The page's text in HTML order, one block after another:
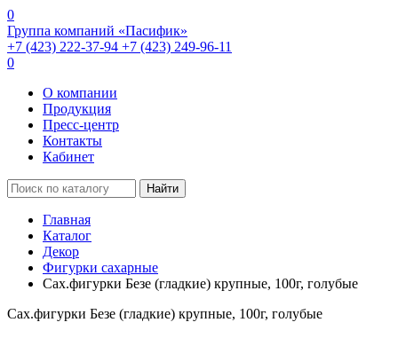
0
Группа компаний «Пасифик»
+7 (423) 222-37-94 +7 (423) 249-96-11
0
О компании
Продукция
Пресс-центр
Контакты
Кабинет
Найти
Главная
Каталог
Декор
Фигурки сахарные
Сах.фигурки Безе (гладкие) крупные, 100г, голубые
Сах.фигурки Безе (гладкие) крупные, 100г, голубые